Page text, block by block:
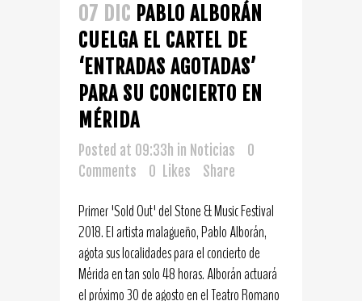
07 DIC PABLO ALBORÁN
CUELGA EL CARTEL DE
‘ENTRADAS AGOTADAS’
PARA SU CONCIERTO EN
MÉRIDA
Posted at 09:33h in Noticias
0
Comments
0 Likes Share
Primer 'Sold Out' del Stone & Music Festival
2018. El artista malagueño, Pablo Alborán,
agota sus localidades para el concierto de
Mérida en tan solo 48 horas. Alborán actuará
el próximo 30 de agosto en el Teatro Romano